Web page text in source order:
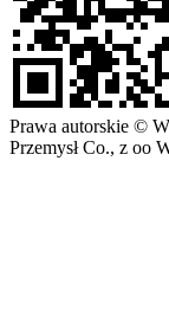
Prawa autorskie ©
Przemysł Co., z oo